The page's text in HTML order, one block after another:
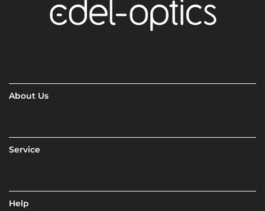
About Us
Service
Help